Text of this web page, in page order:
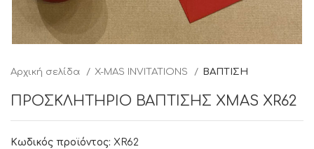
Αρχική σελίδα X-MAS INVITATIONS ΒΑΠΤΙΣΗ
ΠΡΟΣΚΛΗΤΗΡΙΟ ΒΑΠΤΙΣΗΣ XMAS XR62
Κωδικός προϊόντος: XR62